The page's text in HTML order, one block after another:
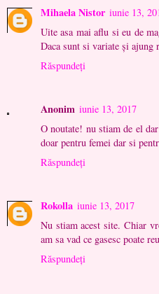
Mihaela Nistor iunie 13,
Uite asa mai aflu si eu de
Daca sunt si variate și ajung
Răspundeți
Anonim iunie 13, 2017
O noutate! nu stiam de el
doar pentru femei dar si
Răspundeți
Rokolla iunie 13, 2017
Nu stiam acest site. Chiar
am sa vad ce gasesc poate
Răspundeți